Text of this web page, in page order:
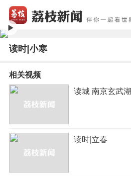
读时|小寒
相关视频
读城 南京玄武湖
读时|立春